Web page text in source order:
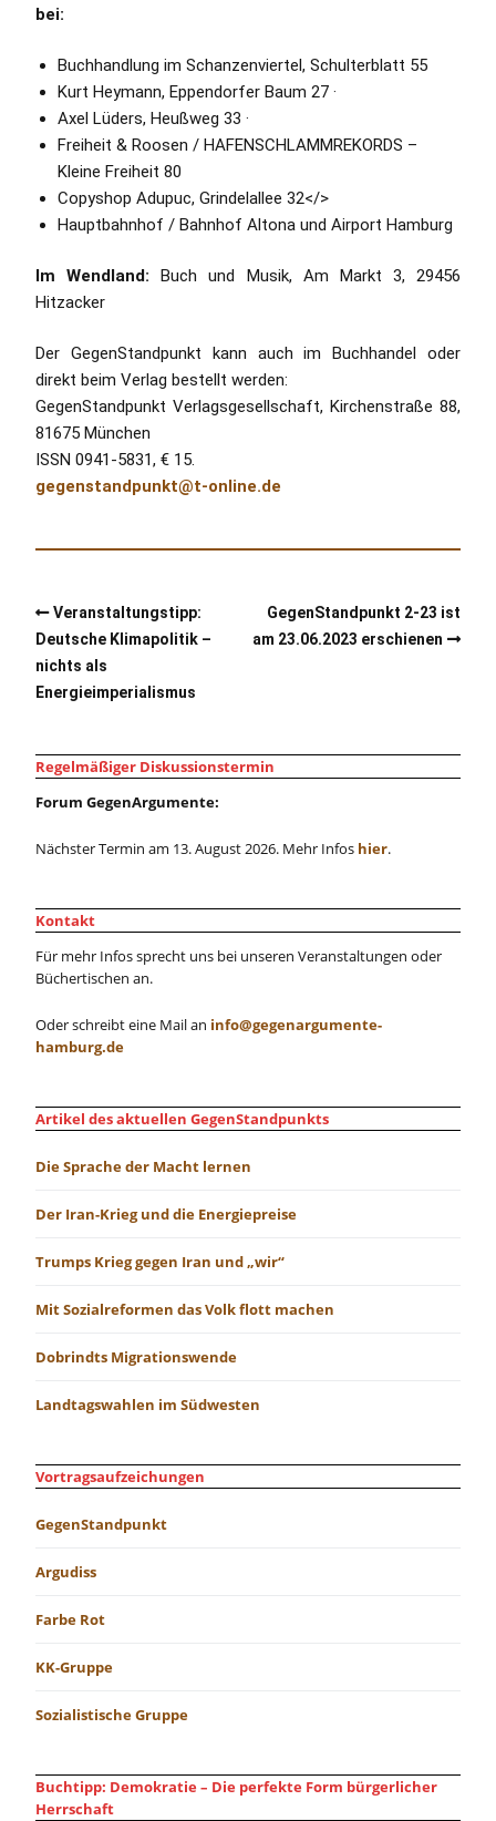
bei:
Buchhandlung im Schanzenviertel, Schulterblatt 55
Kurt Heymann, Eppendorfer Baum 27 ·
Axel Lüders, Heußweg 33 ·
Freiheit & Roosen / HAFENSCHLAMMREKORDS –
Kleine Freiheit 80
Copyshop Adupuc, Grindelallee 32</>
Hauptbahnhof / Bahnhof Altona und Airport Hamburg
Im Wendland: Buch und Musik, Am Markt 3, 29456
Hitzacker
Der GegenStandpunkt kann auch im Buchhandel oder
direkt beim Verlag bestellt werden:
GegenStandpunkt Verlagsgesellschaft, Kirchenstraße 88,
81675 München
ISSN 0941-5831, € 15.
gegenstandpunkt@t-online.de
Veranstaltungstipp:
Deutsche Klimapolitik –
nichts als
Energieimperialismus
GegenStandpunkt 2-23 ist
am 23.06.2023 erschienen
Regelmäßiger Diskussionstermin
Forum GegenArgumente:
Nächster Termin am 13. August 2026. Mehr Infos hier.
Kontakt
Für mehr Infos sprecht uns bei unseren Veranstaltungen oder
Büchertischen an.
Oder schreibt eine Mail an info@gegenargumente-
hamburg.de
Artikel des aktuellen GegenStandpunkts
Die Sprache der Macht lernen
Der Iran-Krieg und die Energiepreise
Trumps Krieg gegen Iran und „wir“
Mit Sozialreformen das Volk flott machen
Dobrindts Migrationswende
Landtagswahlen im Südwesten
Vortragsaufzeichungen
GegenStandpunkt
Argudiss
Farbe Rot
KK-Gruppe
Sozialistische Gruppe
Buchtipp: Demokratie – Die perfekte Form bürgerlicher
Herrschaft